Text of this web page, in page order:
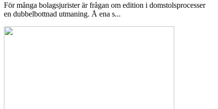
För många bolagsjurister är frågan om edition i domstolsprocesser
en dubbelbottnad utmaning. Å ena s...